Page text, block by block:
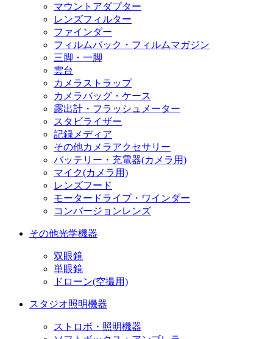
マウントアダプター
レンズフィルター
ファインダー
フィルムバック・フィルムマガジン
三脚・一脚
雲台
カメラストラップ
カメラバッグ・ケース
露出計・フラッシュメーター
スタビライザー
記録メディア
その他カメラアクセサリー
バッテリー・充電器(カメラ用)
マイク(カメラ用)
レンズフード
モータードライブ・ワインダー
コンバージョンレンズ
その他光学機器
双眼鏡
単眼鏡
ドローン(空撮用)
スタジオ照明機器
ストロボ・照明機器